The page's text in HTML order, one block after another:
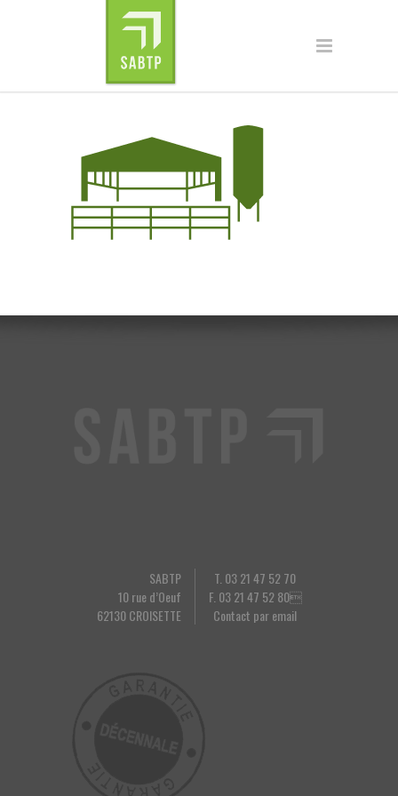
SABTP
10 rue d’Oeuf
62130 CROISETTE
T. 03 21 47 52 70
F. 03 21 47 52 80
Contact par email